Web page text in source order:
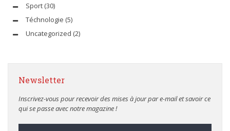
Sport (30)
Téchnologie (5)
Uncategorized (2)
Newsletter
Inscrivez-vous pour recevoir des mises à jour par e-mail et savoir ce
qui se passe avec notre magazine !